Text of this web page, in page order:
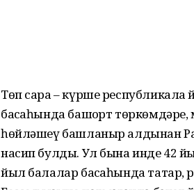
Төп сара – күрше
баҡсаһында башҡорт
һөйләшеү башланыр алдынан
насип булды. Ул бына инде 42
йыл балалар баҡсаһында татар,